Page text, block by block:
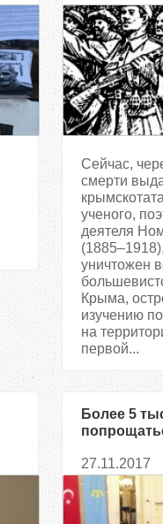
Сейчас,
смерти
ученого,
деятеля
уничтожен
Крыма,
изучению
на
первой...
Более 5
Веджие
27.11.2017